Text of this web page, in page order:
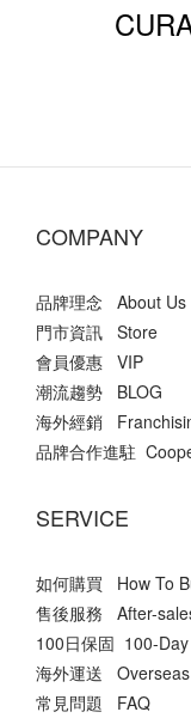
COMPANY
品牌理念 About Us
門市資訊 Store
會員優惠 VIP
潮流趨勢 BLOG
海外經銷
品牌合作進駐
SERVICE
如何購買 How To
售後服務 After-
100日保固 100-
海外運送
常見問題 FAQ